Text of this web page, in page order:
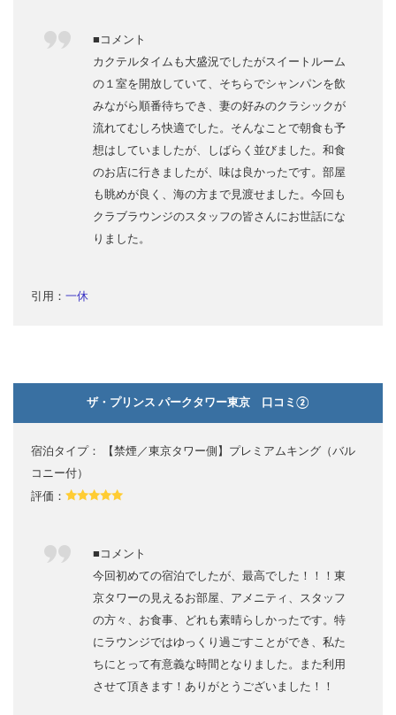
■コメント
カクテルタイムも大盛況でしたがスイートルーム
の１室を開放していて、そちらでシャンパンを飲
みながら順番待ちでき、妻の好みのクラシックが
流れてむしろ快適でした。そんなことで朝食も予
想はしていましたが、しばらく並びました。和食
のお店に行きましたが、味は良かったです。部屋
も眺めが良く、海の方まで見渡せました。今回も
クラブラウンジのスタッフの皆さんにお世話にな
りました。
引用： 一休
ザ・プリンス パークタワー東京 口コミ②
宿泊タイプ： 【禁煙／東京タワー側】プレミアムキング（バル
コニー付）
評価：
■コメント
今回初めての宿泊でしたが、最高でした！！！東
京タワーの見えるお部屋、アメニティ、スタッフ
の方々、お食事、どれも素晴らしかったです。特
にラウンジではゆっくり過ごすことができ、私た
ちにとって有意義な時間となりました。また利用
させて頂きます！ありがとうございました！！